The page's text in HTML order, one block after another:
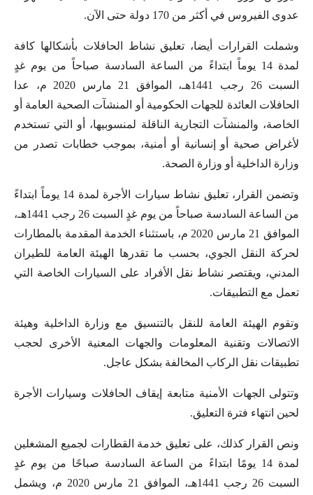
عدوى الفيروس في أكثر من 170 دولة حتى الآن.
وشملت القرارات أيضا، تعليق نشاط الحافلات بأشكالها كافة
لمدة 14 يوماً ابتداءً من الساعة السادسة صباحاً من يوم غدٍ
السبت 26 رجب 1441هـ، الموافق 21 مارس 2020 م، عدا
الحافلات العائدة للجهات الحكومية أو المنشآت الصحية العامة أو
الخاصة، والمنشآت التجارية الناقلة لمنسوبيها، أو التي تستخدم
لأغراض صحية أو إنسانية أو أمنية، بموجب خطابات تصدر من
وزارة الداخلية أو وزارة الصحة.
وتضمن القرار، تعليق نشاط سيارات الأجرة لمدة 14 يوماً ابتداءً
من الساعة السادسة صباحاً من يوم غدٍ السبت 26 رجب 1441هـ،
الموافق 21 مارس 2020 م، باستثناء الخدمة المقدمة بالمطارات
لحركة النقل الجوي، بحسب ما تقدرها الهيئة العامة للطيران
المدني، ويقتصر نشاط نقل الأفراد على السيارات الخاصة التي
تعمل مع التطبيقات.
وتقوم الهيئة العامة للنقل بالتنسيق مع وزارة الداخلية وهيئة
الاتصالات وتقنية المعلومات والجهات المعنية الأخرى لحجب
تطبيقات نقل الركاب المخالفة بشكل عاجل.
وتتولى الجهات الأمنية متابعة إيقاف الحافلات وسيارات الأجرة
لحين انتهاء فترة التعليق.
ونص القرار كذلك، على تعليق خدمة القطارات لجميع المشغلين
لمدة 14 يومًا ابتداءً من الساعة السادسة صباحًا من يوم غدٍ
السبت 26 رجب 1441هـ، الموافق 21 مارس 2020 م، ويشمل